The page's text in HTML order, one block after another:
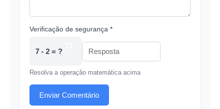
Verificação de segurança *
7 - 2 = ?
Resolva a operação matemática acima
Enviar Comentário